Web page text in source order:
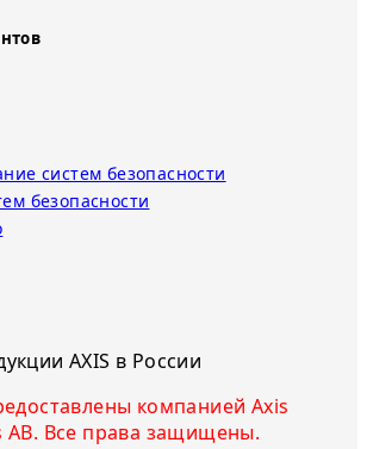
систем безопасности
безопасности
AXIS в России
компанией Axis
AB. Все права защищены.